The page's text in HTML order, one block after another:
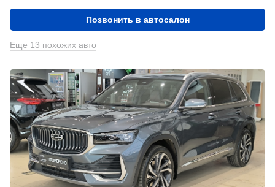
Позвонить в автосалон
Еще 13 похожих авто